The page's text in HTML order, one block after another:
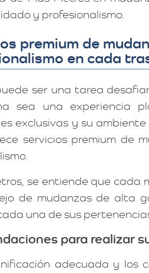
y profesionalismo.
premium de
en cada
ser una tarea
sea una experiencia
exclusivas y su
servicios premium de
se entiende que cada
de mudanzas de alta
una de sus
para realizar
adecuada y los